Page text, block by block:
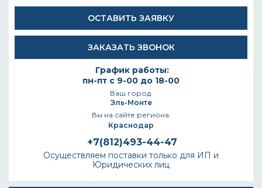
ОСТАВИТЬ ЗАЯВКУ
ЗАКАЗАТЬ ЗВОНОК
График работы:
пн-пт с 9-00 до 18-00
Ваш город:
Эль-Монте
Вы на сайте региона:
Краснодар
+7(812)493-44-47
Осуществляем поставки только для ИП и
Юридических лиц